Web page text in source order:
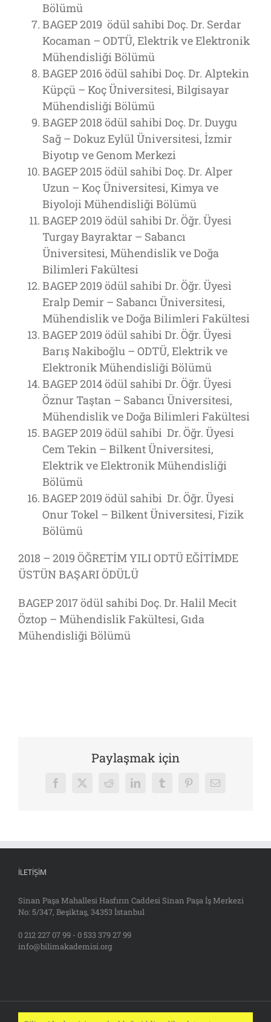
Bölümü
BAGEP 2019 ödül sahibi Doç. Dr. Serdar
Kocaman – ODTÜ, Elektrik ve Elektronik
Mühendisliği Bölümü
BAGEP 2016 ödül sahibi Doç. Dr. Alptekin
Küpçü – Koç Üniversitesi, Bilgisayar
Mühendisliği Bölümü
BAGEP 2018 ödül sahibi Doç. Dr. Duygu
Sağ – Dokuz Eylül Üniversitesi, İzmir
Biyotıp ve Genom Merkezi
BAGEP 2015 ödül sahibi Doç. Dr. Alper
Uzun – Koç Üniversitesi, Kimya ve
Biyoloji Mühendisliği Bölümü
BAGEP 2019 ödül sahibi Dr. Öğr. Üyesi
Turgay Bayraktar – Sabancı
Üniversitesi, Mühendislik ve Doğa
Bilimleri Fakültesi
BAGEP 2019 ödül sahibi Dr. Öğr. Üyesi
Eralp Demir – Sabancı Üniversitesi,
Mühendislik ve Doğa Bilimleri Fakültesi
BAGEP 2019 ödül sahibi Dr. Öğr. Üyesi
Barış Nakiboğlu – ODTÜ, Elektrik ve
Elektronik Mühendisliği Bölümü
BAGEP 2014 ödül sahibi Dr. Öğr. Üyesi
Öznur Taştan – Sabancı Üniversitesi,
Mühendislik ve Doğa Bilimleri Fakültesi
BAGEP 2019 ödül sahibi Dr. Öğr. Üyesi
Cem Tekin – Bilkent Üniversitesi,
Elektrik ve Elektronik Mühendisliği
Bölümü
BAGEP 2019 ödül sahibi Dr. Öğr. Üyesi
Onur Tokel – Bilkent Üniversitesi, Fizik
Bölümü
2018 – 2019 ÖĞRETİM YILI ODTÜ EĞİTİMDE
ÜSTÜN BAŞARI ÖDÜLÜ
BAGEP 2017 ödül sahibi Doç. Dr. Halil Mecit
Öztop – Mühendislik Fakültesi, Gıda
Mühendisliği Bölümü
Paylaşmak için
Facebook
X Reddit LinkedInTumblrPinterest
E-
İLETIŞIM
Sinan Paşa Mahallesi Hasfırın Caddesi Sinan Paşa İş Merkezi
No: 5/347, Beşiktaş, 34353 İstanbul
0 212 227 07 99 - 0 533 379 27 99
info@bilimakademisi.org